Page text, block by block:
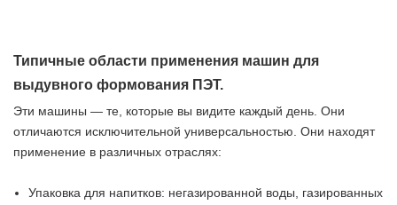
Типичные области применения машин для
выдувного формования ПЭТ.
Эти машины — те, которые вы видите каждый день. Они
отличаются исключительной универсальностью. Они находят
применение в различных отраслях:
Упаковка для напитков: негазированной воды, газированных